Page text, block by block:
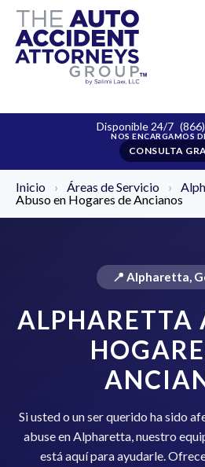
Disponible 24/7
CONSULTA
Inicio › Áreas de Servicio ›
Abuso en Hogares de Ancianos
📍 Alpharetta,
ALPHARETTA
Si usted o un ser querido ha sido
abuse en Alpharetta, nuestro
está aquí para ayudarle.